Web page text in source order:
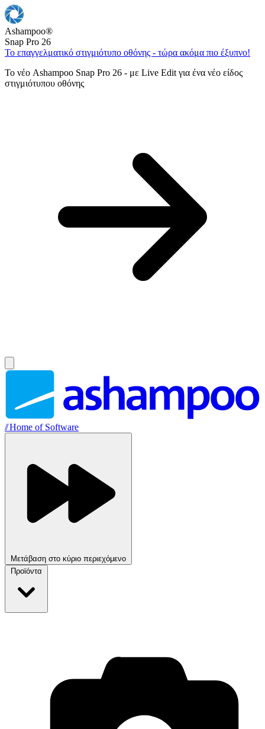
Ashampoo®
Snap Pro 26
Το επαγγελματικό στιγμιότυπο οθόνης - τώρα ακόμα πιο έξυπνο!
Το νέο Ashampoo Snap Pro 26 - με Live Edit για ένα νέο είδος
στιγμιότυπου οθόνης
//Home of Software
Μετάβαση στο κύριο περιεχόμενο
Προϊόντα